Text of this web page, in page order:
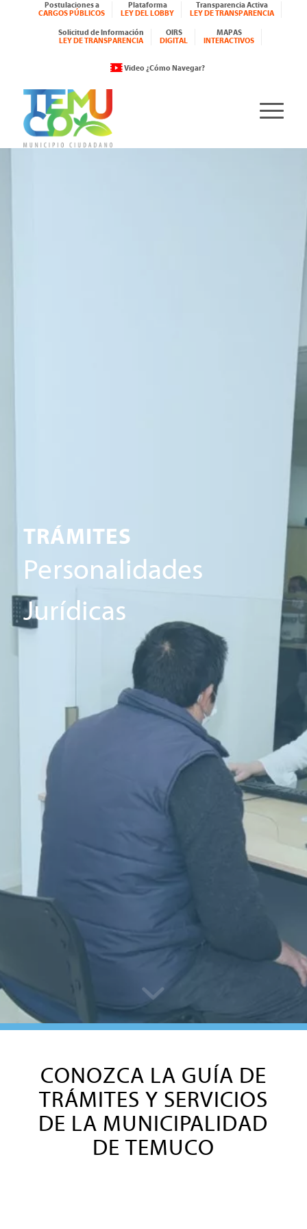
Postulaciones a
CARGOS PÚBLICOS
Plataforma
LEY DEL LOBBY
Transparencia Activa
LEY DE TRANSPARENCIA
Solicitud de Información
LEY DE TRANSPARENCIA
OIRS
DIGITAL
MAPAS
INTERACTIVOS
Video ¿Cómo Navegar?
TRÁMITES
Personalidades
Jurídicas
CONOZCA LA GUÍA DE
TRÁMITES Y SERVICIOS
DE LA MUNICIPALIDAD
DE TEMUCO